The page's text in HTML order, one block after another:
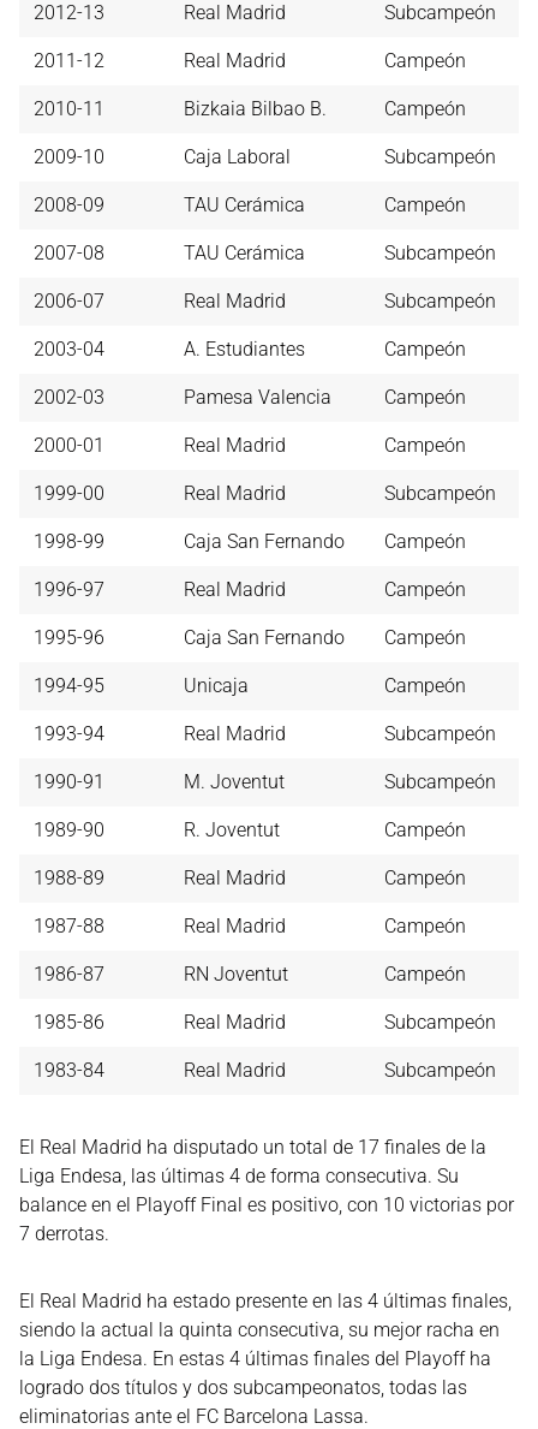
2012-13 Real Madrid Subcampeón
2011-12 Real Madrid Campeón
2010-11 Bizkaia Bilbao B. Campeón
2009-10 Caja Laboral Subcampeón
2008-09 TAU Cerámica Campeón
2007-08 TAU Cerámica Subcampeón
2006-07 Real Madrid Subcampeón
2003-04 A. Estudiantes Campeón
2002-03 Pamesa Valencia Campeón
2000-01 Real Madrid Campeón
1999-00 Real Madrid Subcampeón
1998-99 Caja San Fernando Campeón
1996-97 Real Madrid Campeón
1995-96 Caja San Fernando Campeón
1994-95 Unicaja Campeón
1993-94 Real Madrid Subcampeón
1990-91 M. Joventut Subcampeón
1989-90 R. Joventut Campeón
1988-89 Real Madrid Campeón
1987-88 Real Madrid Campeón
1986-87 RN Joventut Campeón
1985-86 Real Madrid Subcampeón
1983-84 Real Madrid Subcampeón
El Real Madrid ha disputado un total de 17 finales de la
Liga Endesa, las últimas 4 de forma consecutiva. Su
balance en el Playoff Final es positivo, con 10 victorias por
7 derrotas.
El Real Madrid ha estado presente en las 4 últimas finales,
siendo la actual la quinta consecutiva, su mejor racha en
la Liga Endesa. En estas 4 últimas finales del Playoff ha
logrado dos títulos y dos subcampeonatos, todas las
eliminatorias ante el FC Barcelona Lassa.